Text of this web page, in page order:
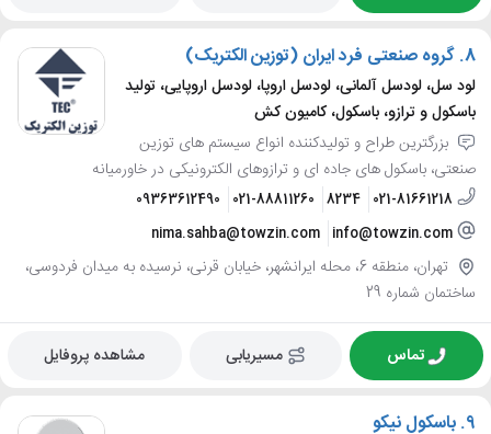
8. گروه صنعتی فرد ایران (توزین الکتریک)
لود سل، لودسل آلمانی، لودسل اروپا، لودسل اروپایی، تولید
باسکول و ترازو، باسکول، کامیون کش
بزرگترین طراح و تولیدکننده انواع سیستم های توزین
صنعتی، باسکول های جاده ای و ترازوهای الکترونیکی در خاورمیانه
021-81661218
8234
021-88811260
09363612490
info@towzin.com
nima.sahba@towzin.com
تهران، منطقه 6، محله ایرانشهر، خیابان قرنی، نرسیده به میدان فردوسی،
ساختمان شماره 29
تماس مسیریابی مشاهده پروفایل
9. باسکول نیکو